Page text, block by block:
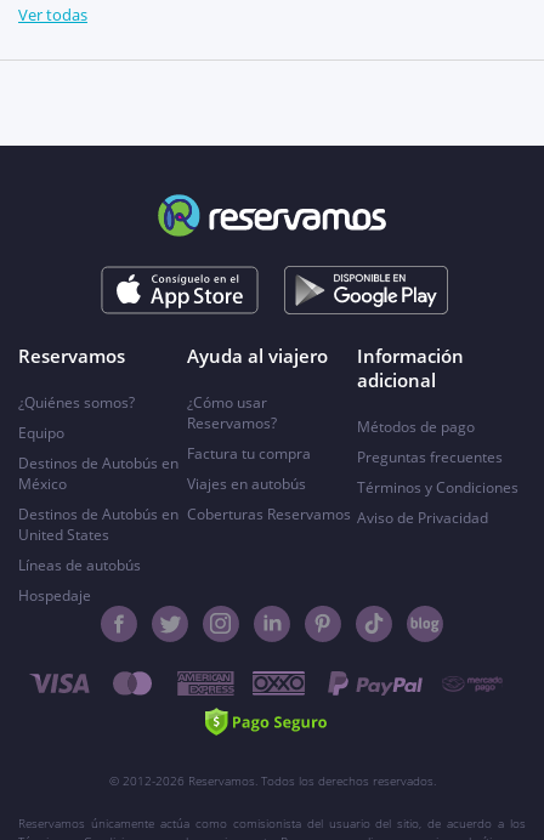
Ver todas
Reservamos
¿Quiénes somos?
Equipo
Destinos de Autobús en
México
Destinos de Autobús en
United States
Líneas de autobús
Hospedaje
Ayuda al viajero
¿Cómo usar
Reservamos?
Factura tu compra
Viajes en autobús
Coberturas Reservamos
Información
adicional
Métodos de pago
Preguntas frecuentes
Términos y Condiciones
Aviso de Privacidad
© 2012-2026 Reservamos. Todos los derechos reservados.
Reservamos únicamente actúa como comisionista del usuario del sitio, de acuerdo a los